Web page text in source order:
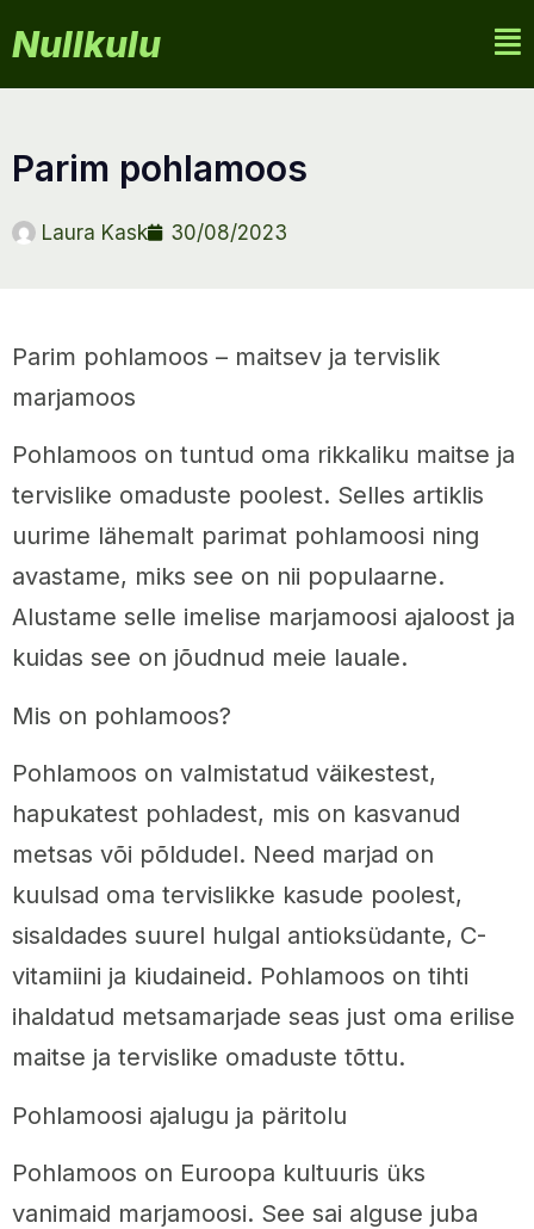
Nullkulu
parim pohlamoos
Laura Kask 30/08/2023
Parim pohlamoos – maitsev ja tervislik
marjamoos
Pohlamoos on tuntud oma rikkaliku maitse ja
tervislike omaduste poolest. Selles artiklis
uurime lähemalt parimat pohlamoosi ning
avastame, miks see on nii populaarne.
Alustame selle imelise marjamoosi ajaloost ja
kuidas see on jõudnud meie lauale.
Mis on pohlamoos?
Pohlamoos on valmistatud väikestest,
hapukatest pohladest, mis on kasvanud
metsas või põldudel. Need marjad on
kuulsad oma tervislikke kasude poolest,
sisaldades suurel hulgal antioksüdante, C-
vitamiini ja kiudaineid. Pohlamoos on tihti
ihaldatud metsamarjade seas just oma erilise
maitse ja tervislike omaduste tõttu.
Pohlamoosi ajalugu ja päritolu
Pohlamoos on Euroopa kultuuris üks
vanimaid marjamoosi. See sai alguse juba